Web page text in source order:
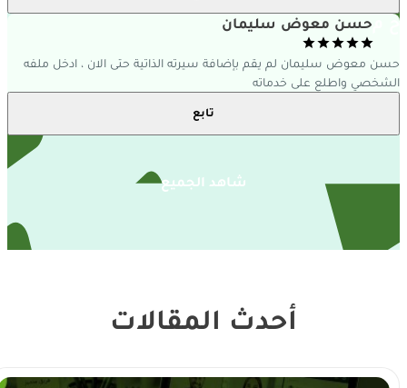
م حسن معوض سليمان
معوض سليمان لم يقم بإضافة سيرته الذاتية حتى الان ، ادخل ملفه
واطلع على خدماته
تابع
شاهد الجميع
أحدث المقالات